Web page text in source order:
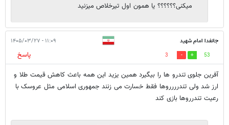
میکنی؟؟؟؟؟؟ یا همون اول تیرخلاص میزنید
جانفدا امام شهید ۱۱:۰۹ - ۱۴۰۵/۰۳/۲۷
53
3
پاسخ
آفرین جلوی تندرو ها را بیگیرد همین یزید این همه باعث کاهش قیمت طلا و
ارز شد ولی تندرررروها فقط خسارت می زنند جمهوری اسلامی مثل عروسک با
رعیت تندرروها بازی کند